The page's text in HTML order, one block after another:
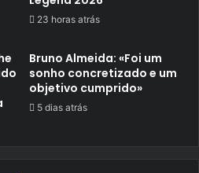
23 horas atrás
Bruno Almeida: «Foi um
sonho concretizado e um
objetivo cumprido»
5 dias atrás